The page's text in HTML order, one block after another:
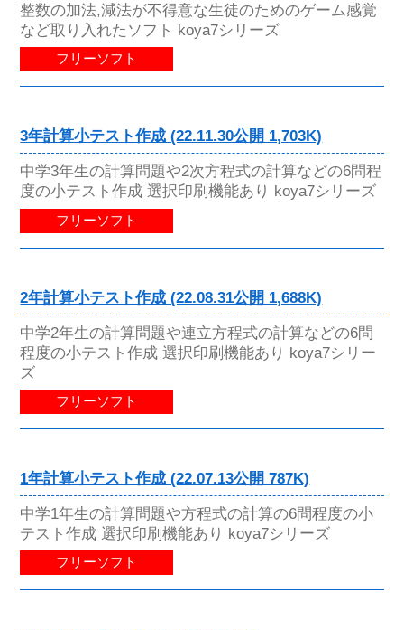
整数の加法,減法が不得意な生徒のためのゲーム感覚
など取り入れたソフト koya7シリーズ
フリーソフト
3年計算小テスト作成 (22.11.30公開 1,703K)
中学3年生の計算問題や2次方程式の計算などの6問程
度の小テスト作成 選択印刷機能あり koya7シリーズ
フリーソフト
2年計算小テスト作成 (22.08.31公開 1,688K)
中学2年生の計算問題や連立方程式の計算などの6問
程度の小テスト作成 選択印刷機能あり koya7シリー
ズ
フリーソフト
1年計算小テスト作成 (22.07.13公開 787K)
中学1年生の計算問題や方程式の計算の6問程度の小
テスト作成 選択印刷機能あり koya7シリーズ
フリーソフト